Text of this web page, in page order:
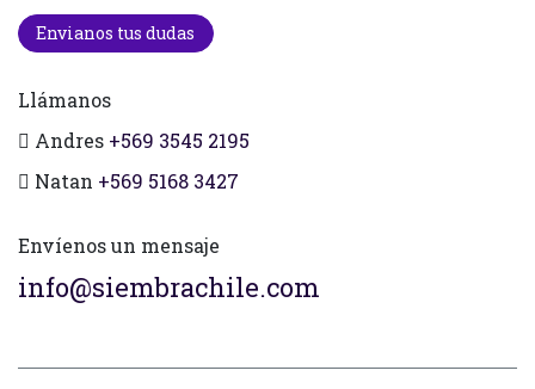
Envianos tus dudas
Llámanos
Andres +569 3545 2195
Natan +569 5168 3427
Envíenos un mensaje
info@siembrachile.com